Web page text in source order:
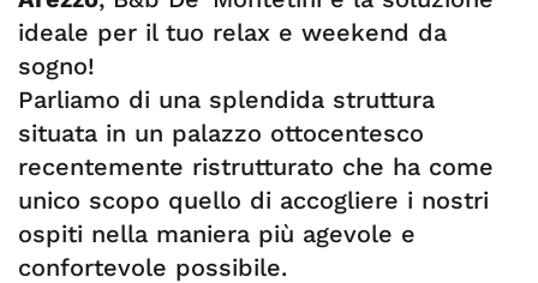
ideale per il tuo relax e weekend da
sogno!
Parliamo di una splendida struttura
situata in un palazzo ottocentesco
recentemente ristrutturato che ha come
unico scopo quello di accogliere i nostri
ospiti nella maniera più agevole e
confortevole possibile.